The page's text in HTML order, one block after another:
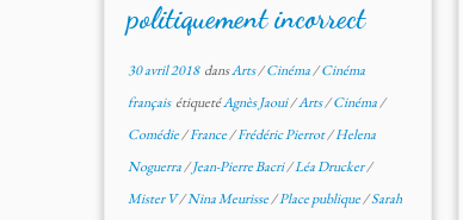
politiquement incorrect
30 avril 2018dansArts/Cinéma/Cinéma
français étiquetéAgnès Jaoui/Arts/Cinéma/
Comédie/France/Frédéric Pierrot/Helena
Noguerra/Jean-Pierre Bacri/Léa Drucker/
Mister V/Nina Meurisse/Place publique/Sarah